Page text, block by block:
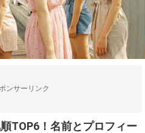
ンサーリンク
TOP6！名前とプロフィー